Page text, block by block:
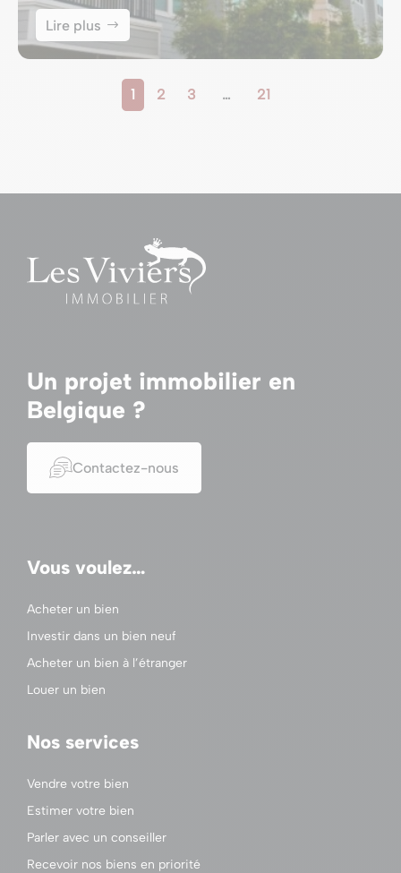
Lire plus
1 2 3 … 21
Un projet immobilier en
Belgique ?
Contactez-nous
Vous voulez…
Acheter un bien
Investir dans un bien neuf
Acheter un bien à l’étranger
Louer un bien
Nos services
Vendre votre bien
Estimer votre bien
Parler avec un conseiller
Recevoir nos biens en priorité